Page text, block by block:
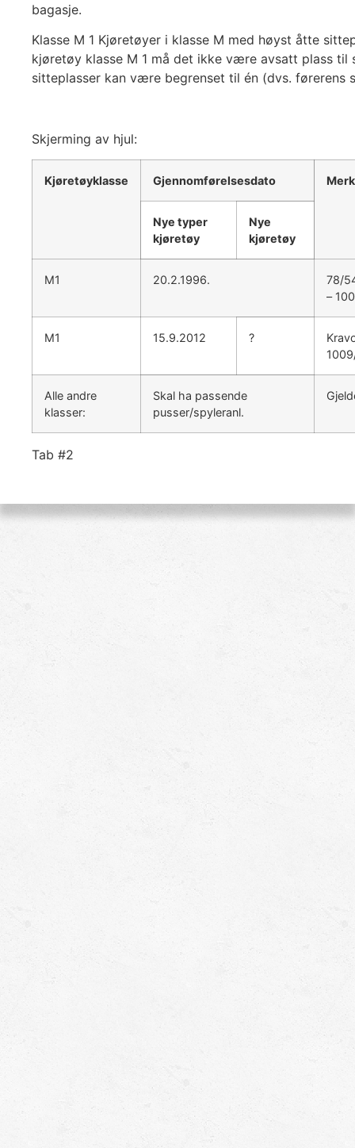
bagasje.
Klasse M 1 Kjøretøyer i klasse M med høyst åtte
kjøretøy klasse M 1 må det ikke være avsatt plass til
sitteplasser kan være begrenset til én (dvs. førerens
Skjerming av hjul:
Kjøretøyklasse Gjennomførelsesdato
Nye typer
kjøretøy
Nye
kjøretøy
M1 20.2.1996.
78/
–
M1 15.9.2012 ?
Alle andre
klasser:
Skal ha passende
pusser/spyleranl.
Tab #2